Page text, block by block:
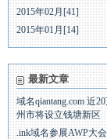
2015年02月[41]
2015年01月[14]
最新文章
域名qiantang.com 近
州市将设立钱塘新区
.ink域名参展AWP大会